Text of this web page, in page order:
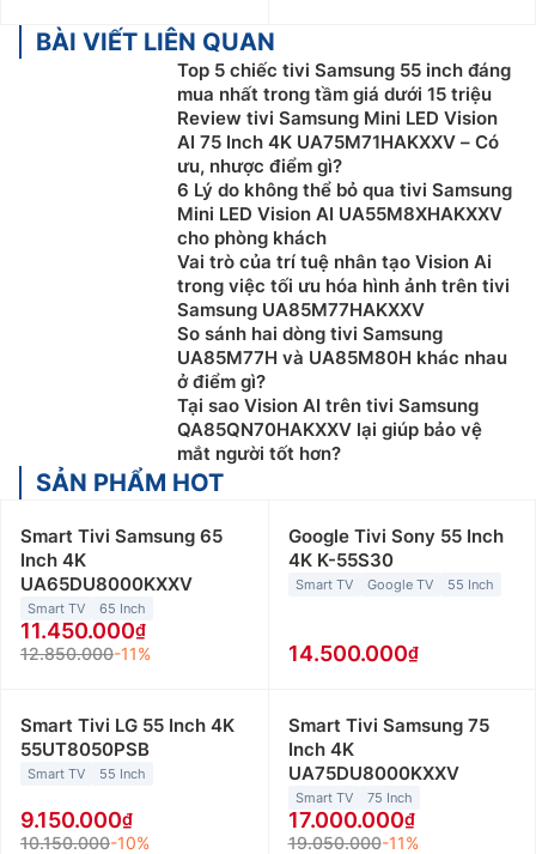
BÀI VIẾT LIÊN QUAN
Top 5 chiếc tivi Samsung 55 inch đáng
mua nhất trong tầm giá dưới 15 triệu
Review tivi Samsung Mini LED Vision
AI 75 Inch 4K UA75M71HAKXXV – Có
ưu, nhược điểm gì?
6 Lý do không thể bỏ qua tivi Samsung
Mini LED Vision AI UA55M8XHAKXXV
cho phòng khách
Vai trò của trí tuệ nhân tạo Vision Ai
trong việc tối ưu hóa hình ảnh trên tivi
Samsung UA85M77HAKXXV
So sánh hai dòng tivi Samsung
UA85M77H và UA85M80H khác nhau
ở điểm gì?
Tại sao Vision AI trên tivi Samsung
QA85QN70HAKXXV lại giúp bảo vệ
mắt người tốt hơn?
SẢN PHẨM HOT
Smart Tivi Samsung 65
Inch 4K
UA65DU8000KXXV
Smart TV 65 Inch
11.450.000
12.850.000-11%
Google Tivi Sony 55 Inch
4K K-55S30
Smart TV Google TV 55 Inch
14.500.000
Smart Tivi LG 55 Inch 4K
55UT8050PSB
Smart TV 55 Inch
9.150.000
10.150.000-10%
Smart Tivi Samsung 75
Inch 4K
UA75DU8000KXXV
Smart TV 75 Inch
17.000.000
19.050.000-11%